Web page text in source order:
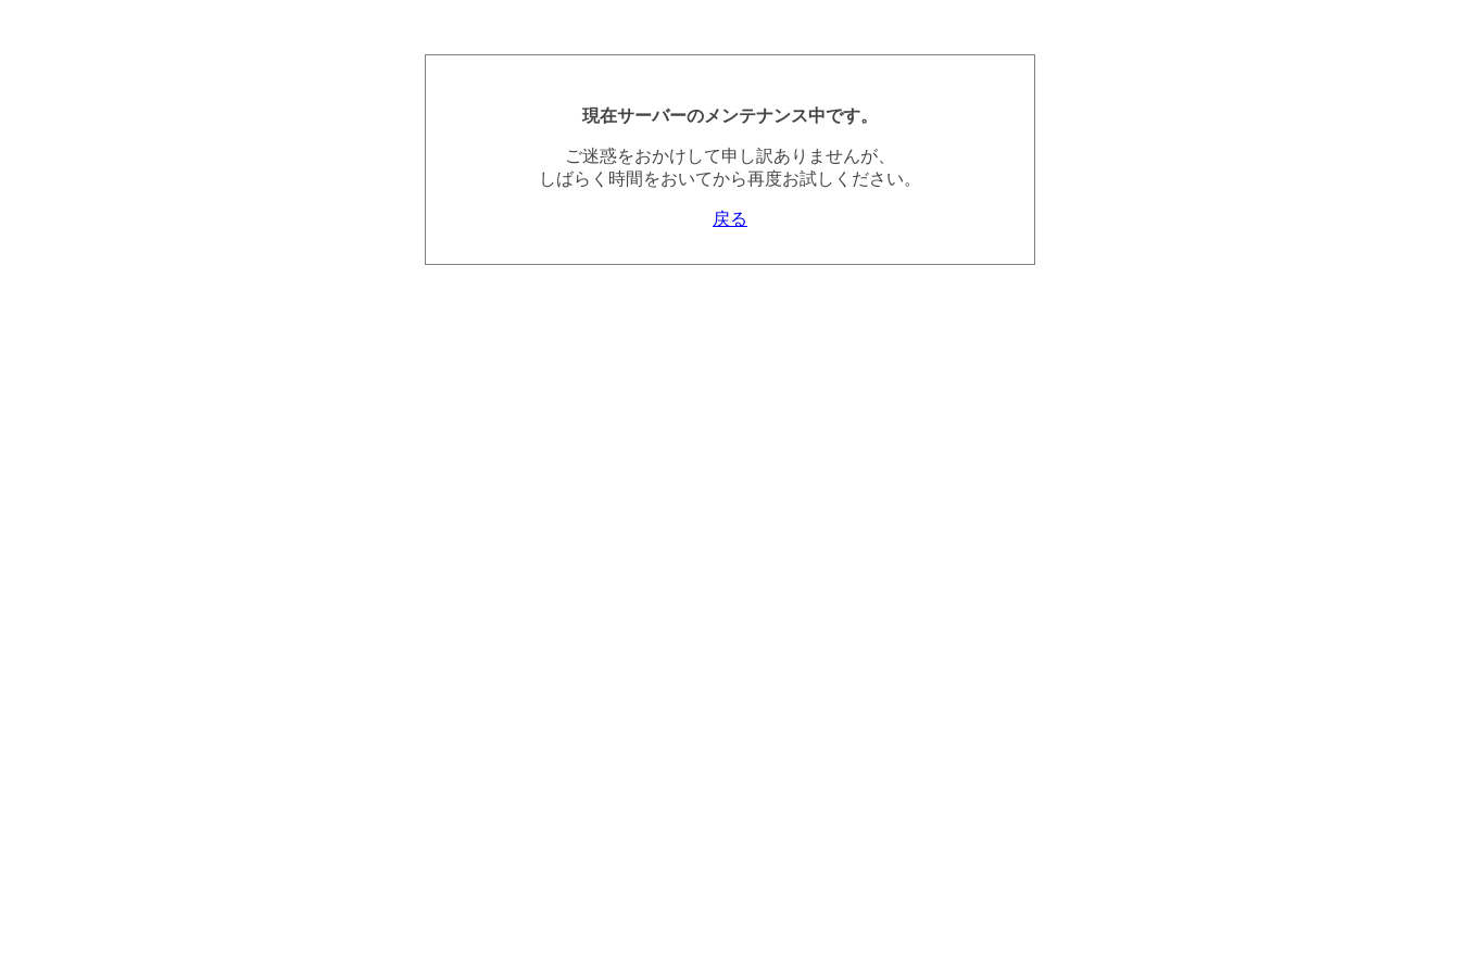
現在サーバーのメンテナンス中です。
ご迷惑をおかけして申し訳ありませんが、
しばらく時間をおいてから再度お試しください。
戻る